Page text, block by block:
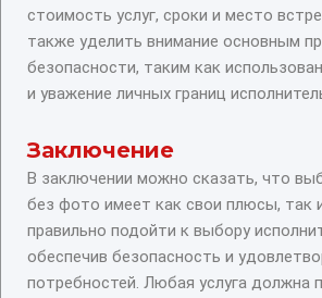
стоимость услуг, сроки и место
также уделить внимание основным
безопасности, таким как
и уважение личных границ
Заключение
В заключении можно сказать, что
без фото имеет как свои плюсы, так
правильно подойти к выбору
обеспечив безопасность и
потребностей. Любая услуга должна